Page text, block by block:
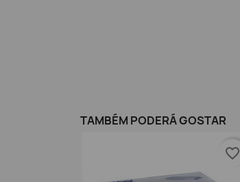
TAMBÉM PODERÁ GOSTAR
favorite_border